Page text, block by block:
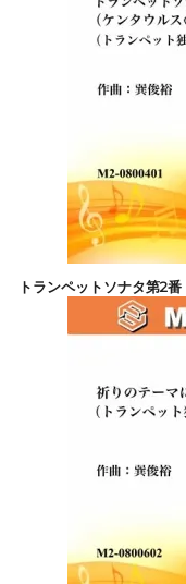
トランペットソナタ第2
ト独奏+